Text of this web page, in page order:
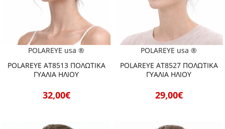
POLAREYE usa ®
POLAREYE AT8513 ΠΟΛΩΤΙΚΑ
ΓΥΑΛΙΑ ΗΛΙΟΥ
32,00€
POLAREYE usa ®
POLAREYE AT8527 ΠΟΛΩΤΙΚΑ
ΓΥΑΛΙΑ ΗΛΙΟΥ
29,00€